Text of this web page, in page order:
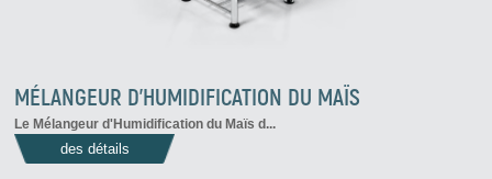
MÉLANGEUR D'HUMIDIFICATION DU MAÏS
LeMélangeur d'Humidification du Maïs d...
des détails